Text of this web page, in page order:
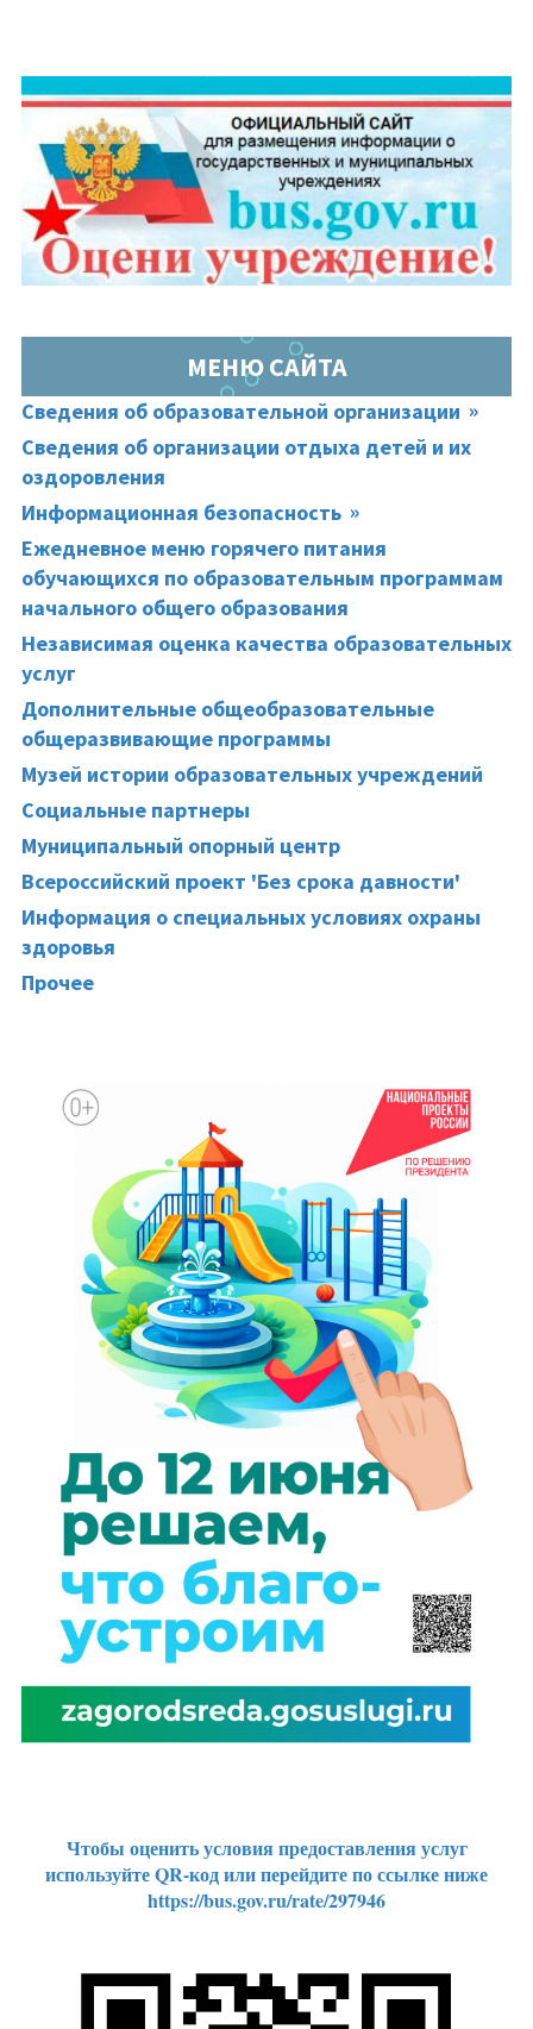
МЕНЮ САЙТА
Сведения об образовательной организации
Сведения об организации отдыха детей и их
оздоровления
Информационная безопасность
Ежедневное меню горячего питания
обучающихся по образовательным программам
начального общего образования
Независимая оценка качества образовательных
услуг
Дополнительные общеобразовательные
общеразвивающие программы
Музей истории образовательных учреждений
Социальные партнеры
Муниципальный опорный центр
Всероссийский проект 'Без срока давности'
Информация о специальных условиях охраны
здоровья
Прочее
Чтобы оценить условия предоставления услуг
используйте QR-код или перейдите по ссылке ниже
https://bus.gov.ru/rate/297946